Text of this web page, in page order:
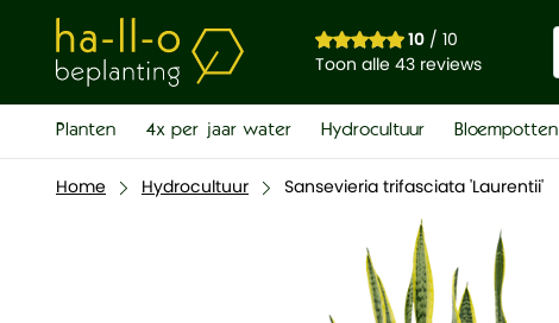
10/ 10
Toon alle 43 reviews
Planten 4x per jaar water Hydrocultuur Bloempotten
Home Hydrocultuur Sansevieria trifasciata 'Laurentii'
Sansevieria trifasciata 'Laurentii'
€ 23,00